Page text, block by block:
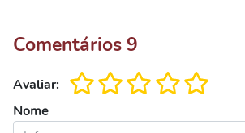
Comentários 9
Avaliar:
Nome